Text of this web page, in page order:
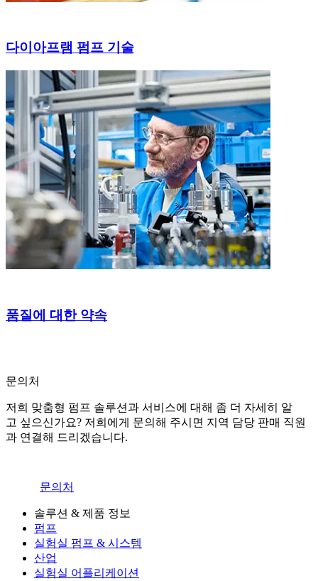
다이아프램 펌프 기술
품질에 대한 약속
문의처
저희 맞춤형 펌프 솔루션과 서비스에 대해 좀 더 자세히 알
고 싶으신가요? 저희에게 문의해 주시면 지역 담당 판매 직원
과 연결해 드리겠습니다.
문의처
솔루션 & 제품 정보
펌프
실험실 펌프 & 시스템
산업
실험실 어플리케이션